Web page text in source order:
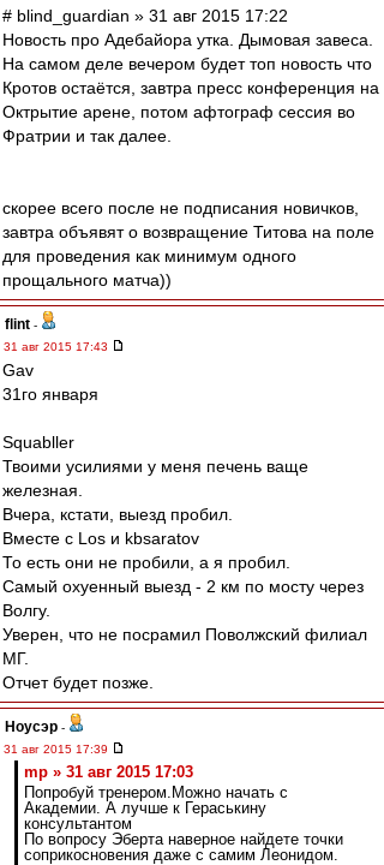
# blind_guardian » 31 авг 2015 17:22
Новость про Адебайора утка. Дымовая завеса.
На самом деле вечером будет топ новость что
Кротов остаётся, завтра пресс конференция на
Октрытие арене, потом афтограф сессия во
Фратрии и так далее.
скорее всего после не подписания новичков,
завтра объявят о возвращение Титова на поле
для проведения как минимум одного
прощального матча))
flint -
31 авг 2015 17:43
Gav
31го января
Squabller
Твоими усилиями у меня печень ваще
железная.
Вчера, кстати, выезд пробил.
Вместе с Los и kbsaratov
То есть они не пробили, а я пробил.
Самый охуенный выезд - 2 км по мосту через
Волгу.
Уверен, что не посрамил Поволжский филиал
МГ.
Отчет будет позже.
Ноусэр -
31 авг 2015 17:39
mp » 31 авг 2015 17:03
Попробуй тренером.Можно начать с
Академии. А лучше к Гераськину
консультантом
По вопросу Эберта наверное найдете точки
соприкосновения даже с самим Леонидом.